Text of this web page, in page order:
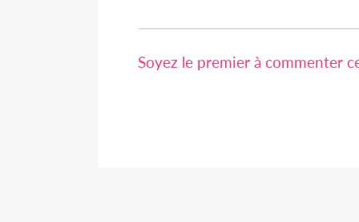
Soyez le premier à commenter